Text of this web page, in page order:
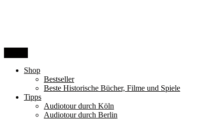
Shop
Bestseller
Beste Historische Bücher, Filme und Spiele
Tipps
Audiotour durch Köln
Audiotour durch Berlin